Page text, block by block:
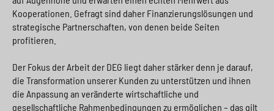
Kooperationen. Gefragt sind daher Finanzierungslösungen und
strategische Partnerschaften, von denen beide Seiten
profitieren.
Der Fokus der Arbeit der DEG liegt daher stärker denn je darauf,
die Transformation unserer Kunden zu unterstützen und ihnen
die Anpassung an veränderte wirtschaftliche und
gesellschaftliche Rahmenbedingungen zu ermöglichen – das gilt